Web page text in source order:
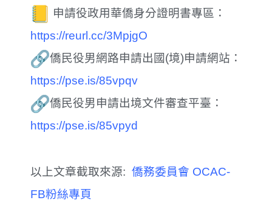
申請役政用華僑身分證明書專區：
https://reurl.cc/3MpjgO
僑民役男網路申請出國(境)申請網站：
https://pse.is/85vpqv
僑民役男申請出境文件審查平臺：
https://pse.is/85vpyd
以上文章截取來源: 僑務委員會 OCAC-
FB粉絲專頁